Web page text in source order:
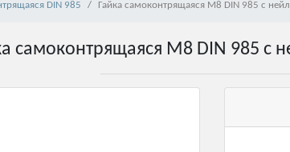
DIN 985 Гайка самоконтрящаяся М8 DIN 985 с
самоконтрящаяся М8 DIN 985 с